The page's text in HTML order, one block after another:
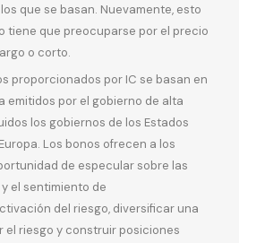
que se basan. Nuevamente, esto
tiene que preocuparse por el precio
o corto.
proporcionados por IC se basan en
emitidos por el gobierno de alta
los gobiernos de los Estados
Los bonos ofrecen a los
de especular sobre las
el sentimiento de
del riesgo, diversificar una
el riesgo y construir posiciones